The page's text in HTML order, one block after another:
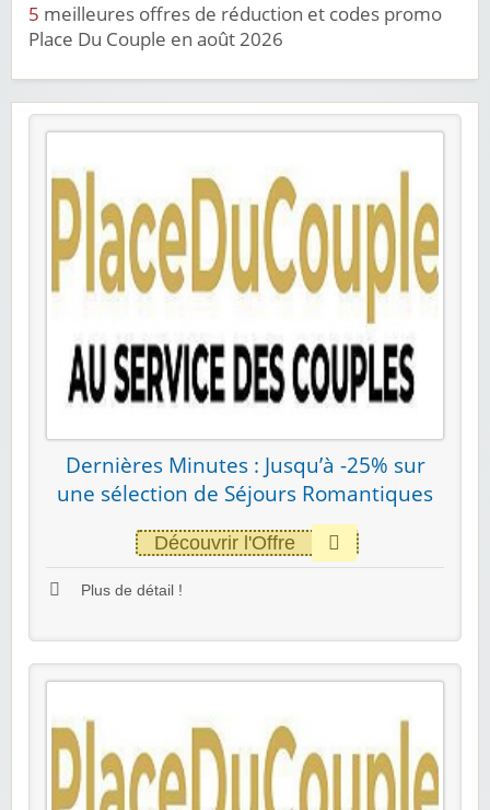
5 meilleures offres de réduction et codes promo
Place Du Couple en août 2026
Dernières Minutes : Jusqu’à -25% sur
une sélection de Séjours Romantiques
Découvrir l'Offre
Plus de détail !